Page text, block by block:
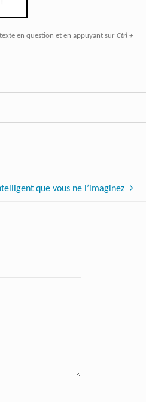
en question et en appuyant sur Ctrl +
que vous ne l’imaginez